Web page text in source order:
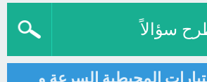
سؤالاً
المحيطية السرعة و